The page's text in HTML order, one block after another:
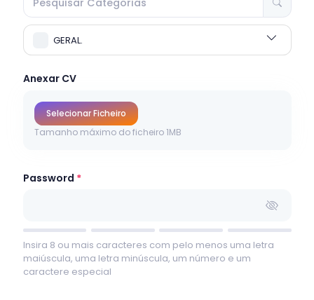
GERAL.
Anexar CV
Selecionar Ficheiro
Tamanho máximo do ficheiro 1MB
Password
Insira 8 ou mais caracteres com pelo menos uma letra
maiúscula, uma letra minúscula, um número e um
caractere especial